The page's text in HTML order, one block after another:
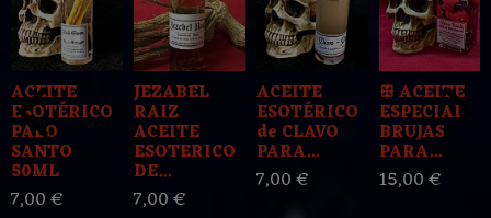
ACEITE
ESOTÉRICO
PALO
SANTO
50ML
7,00 €
JEZABEL
RAIZ
ACEITE
ESOTERICO
DE...
7,00 €
ACEITE
ESOTÉRICO
de CLAVO
PARA...
7,00 €
ꕥ ACEITE
ESPECIAL
BRUJAS
PARA...
15,00 €